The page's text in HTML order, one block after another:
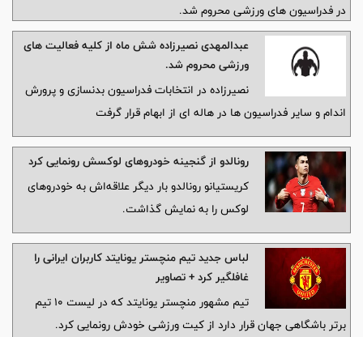
در فدراسیون های ورزشی محروم شد.
عبدالمهدی نصیرزاده شش ماه از کلیه فعالیت های
ورزشی محروم شد.
نصیرزاده در انتخابات فدراسیون بدنسازی و پرورش
اندام و سایر فدراسیون ها در هاله ای از ابهام قرار گرفت
رونالدو از گنجینه خودروهای لوکسش رونمایی کرد
کریستیانو رونالدو بار دیگر علاقه‌اش به خودروهای
لوکس را به نمایش گذاشت.
لباس جدید تیم منچستر یونایتد کاربران ایرانی را
غافلگیر کرد + تصاویر
تیم مشهور منچستر یونایتد که در لیست ۱۰ تیم
برتر باشگاهی جهان قرار دارد از کیت ورزشی خودش رونمایی کرد.